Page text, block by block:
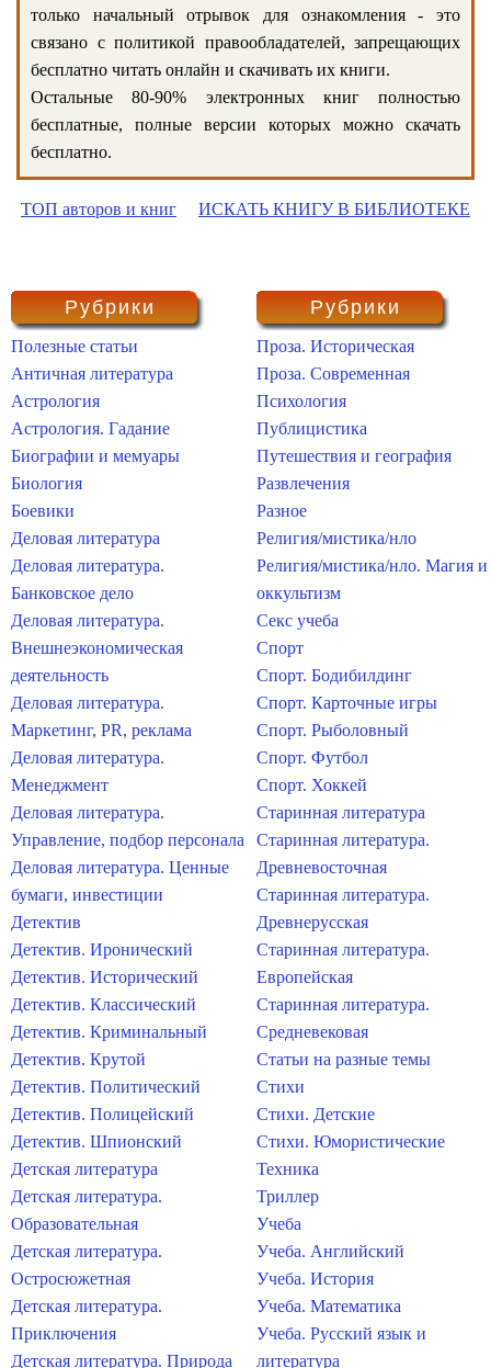
только начальный отрывок для ознакомления - это
связано с политикой правообладателей, запрещающих
бесплатно читать онлайн и скачивать их книги.
Остальные 80-90% электронных книг полностью
бесплатные, полные версии которых можно скачать
бесплатно.
ТОП авторов и книг ИСКАТЬ КНИГУ В БИБЛИОТЕКЕ
Рубрики
Полезные статьи
Античная литература
Астрология
Астрология. Гадание
Биографии и мемуары
Биология
Боевики
Деловая литература
Деловая литература.
Банковское дело
Деловая литература.
Внешнеэкономическая
деятельность
Деловая литература.
Маркетинг, PR, реклама
Деловая литература.
Менеджмент
Деловая литература.
Управление, подбор персонала
Деловая литература. Ценные
бумаги, инвестиции
Детектив
Детектив. Иронический
Детектив. Исторический
Детектив. Классический
Детектив. Криминальный
Детектив. Крутой
Детектив. Политический
Детектив. Полицейский
Детектив. Шпионский
Детская литература
Детская литература.
Образовательная
Детская литература.
Остросюжетная
Детская литература.
Приключения
Детская литература. Природа
Рубрики
Проза. Историческая
Проза. Современная
Психология
Публицистика
Путешествия и география
Развлечения
Разное
Религия/мистика/нло
Религия/мистика/нло. Магия и
оккультизм
Секс учеба
Спорт
Спорт. Бодибилдинг
Спорт. Карточные игры
Спорт. Рыболовный
Спорт. Футбол
Спорт. Хоккей
Старинная литература
Старинная литература.
Древневосточная
Старинная литература.
Древнерусская
Старинная литература.
Европейская
Старинная литература.
Средневековая
Статьи на разные темы
Стихи
Стихи. Детские
Стихи. Юмористические
Техника
Триллер
Учеба
Учеба. Английский
Учеба. История
Учеба. Математика
Учеба. Русский язык и
литература